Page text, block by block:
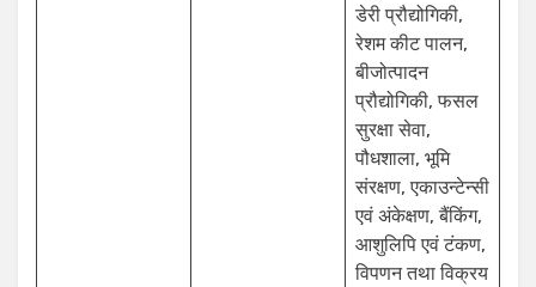
डेरी प्रौद्योगिकी,
रेशम कीट पालन,
बीजोत्पादन
प्रौद्योगिकी, फसल
सुरक्षा सेवा,
पौधशाला, भूमि
संरक्षण, एकाउन्टेन्सी
एवं अंकेक्षण, बैंकिंग,
आशुलिपि एवं टंकण,
विपणन तथा विक्रय